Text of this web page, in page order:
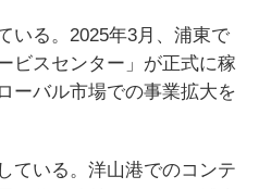
いる。2025年3月、浦東で
ビスセンター」が正式に稼
ーバル市場での事業拡大を
ている。洋山港でのコンテ